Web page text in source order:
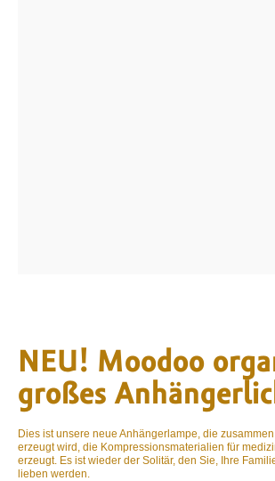
NEU! Moodoo
großes
Dies ist unsere neue Anhängerlampe, die
erzeugt wird, die Kompressionsmaterialien für
erzeugt. Es ist wieder der Solitär, den Sie, Ihre
lieben werden.